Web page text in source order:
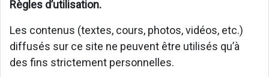
Règles d’utilisation.
Les contenus (textes, cours, photos, vidéos, etc.)
diffusés sur ce site ne peuvent être utilisés qu’à
des fins strictement personnelles.